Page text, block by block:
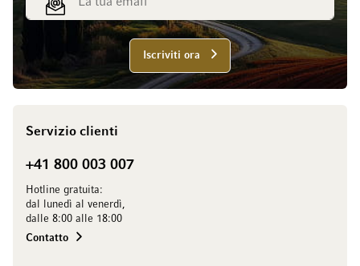
Iscriviti ora
Servizio clienti
+41 800 003 007
Hotline gratuita:
dal lunedì al venerdì,
dalle 8:00 alle 18:00
Contatto